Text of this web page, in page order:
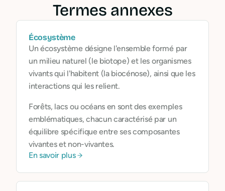
Termes annexes
Écosystème
Un écosystème désigne l'ensemble formé par
un milieu naturel (le biotope) et les organismes
vivants qui l'habitent (la biocénose), ainsi que les
interactions qui les relient.
Forêts, lacs ou océans en sont des exemples
emblématiques, chacun caractérisé par un
équilibre spécifique entre ses composantes
vivantes et non-vivantes.
En savoir plus